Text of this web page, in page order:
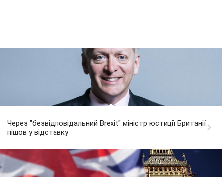
Через "безвідповідальний Brexit" міністр юстиції Британії
пішов у відставку